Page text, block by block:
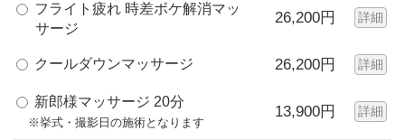
フライト疲れ 時差ボケ解消マッ
サージ
26,200円 詳細
クールダウンマッサージ 26,200円 詳細
新郎様マッサージ 20分
※挙式・撮影日の施術となります
13,900円 詳細